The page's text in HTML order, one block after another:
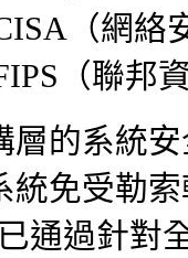
（網絡
（聯邦
層的系統
免受勒
已通過針